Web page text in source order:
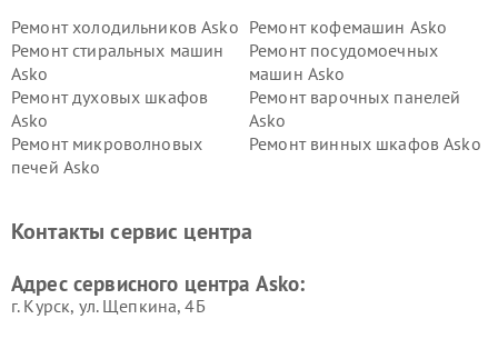
Ремонт холодильников Asko Ремонт кофемашин Asko
Ремонт стиральных машин
Asko
Ремонт посудомоечных
машин Asko
Ремонт духовых шкафов
Asko
Ремонт варочных панелей
Asko
Ремонт микроволновых
печей Asko
Ремонт винных шкафов Asko
Ремонт подогревателей
Ремонт промышленных
Asko
Контакты сервис центра
Адрес сервисного центра Asko:
г. Курск, ул. Щепкина, 4Б